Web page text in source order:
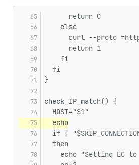
      return 0
    else
curl --proto
      return 1
    fi
  fi
}
check_IP_match() {
  HOST="$1"
  echo
if [
  then
echo "Setting EC to